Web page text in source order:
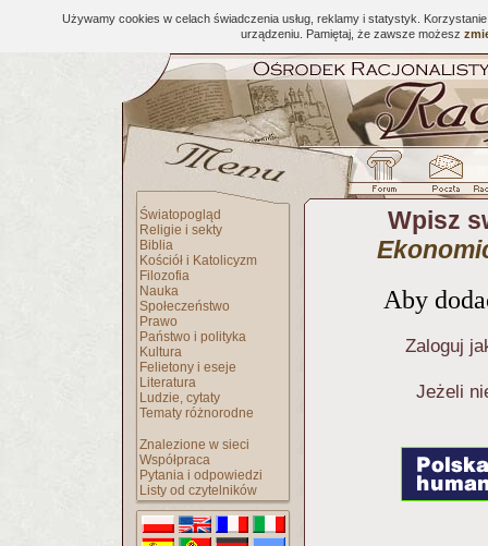
Używamy cookies w celach świadczenia usług, reklamy i statystyk.
urządzeniu. Pamiętaj, że zawsze możesz
Światopogląd
Religie i sekty
Biblia
Kościół i Katolicyzm
Filozofia
Nauka
Społeczeństwo
Prawo
Państwo i polityka
Kultura
Felietony i eseje
Literatura
Ludzie, cytaty
Tematy różnorodne
Znalezione w sieci
Współpraca
Pytania i odpowiedzi
Listy od czytelników
Wpisz
Aby
Zaloguj
Jeżeli